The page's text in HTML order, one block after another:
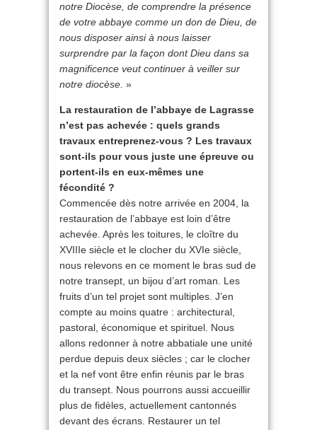
notre Diocèse, de comprendre la présence
de votre abbaye comme un don de Dieu, de
nous disposer ainsi à nous laisser
surprendre par la façon dont Dieu dans sa
magnificence veut continuer à veiller sur
notre diocèse. »
La restauration de l’abbaye de Lagrasse
n’est pas achevée : quels grands
travaux entreprenez-vous ? Les travaux
sont-ils pour vous juste une épreuve ou
portent-ils en eux-mêmes une
fécondité ?
Commencée dès notre arrivée en 2004, la
restauration de l’abbaye est loin d’être
achevée. Après les toitures, le cloître du
XVIIIe siècle et le clocher du XVIe siècle,
nous relevons en ce moment le bras sud de
notre transept, un bijou d’art roman. Les
fruits d’un tel projet sont multiples. J’en
compte au moins quatre : architectural,
pastoral, économique et spirituel. Nous
allons redonner à notre abbatiale une unité
perdue depuis deux siècles ; car le clocher
et la nef vont être enfin réunis par le bras
du transept. Nous pourrons aussi accueillir
plus de fidèles, actuellement cantonnés
devant des écrans. Restaurer un tel